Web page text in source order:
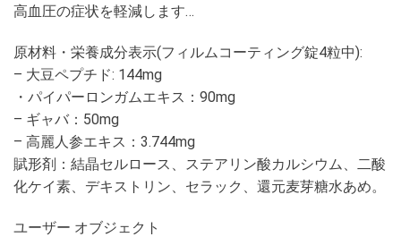
高血圧の症状を軽減します…
原材料・栄養成分表示(フィルムコーティング錠4粒中):
– 大豆ペプチド: 144mg
・パイパーロンガムエキス：90mg
– ギャバ：50mg
– 高麗人参エキス：3.744mg
賦形剤：結晶セルロース、ステアリン酸カルシウム、二酸
化ケイ素、デキストリン、セラック、還元麦芽糖水あめ。
ユーザー オブジェクト